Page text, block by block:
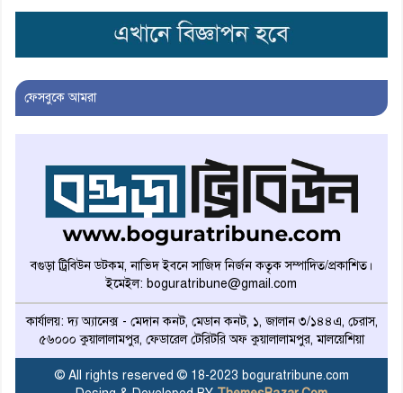
কতক বাক্য
প্রকৃতি পুরুষকে সর্বাপেক্ষা উন্নত
আকৃতি দান করিয়াছেন
গন্ধ অনুসন্ধান করিলে প্রতিটি মানুষের
পশ্চাদ্দেশেই তাহা পাইবেন
আ.লীগ নেতা রানার বিরুদ্ধে শত
ফেসবুকে আমরা
বগুড়া ট্রিবিউন ডটকম, নাভিদ ইবনে সাজিদ নির্জন কতৃক সম্পাদিত/প্রকাশিত।
ইমেইল: boguratribune@gmail.com
কার্যালয়: দ্য অ্যানেক্স - মেদান কনট, মেডান কনট, ১, জালান ৩/১৪৪এ, চেরাস,
৫৬০০০ কুয়ালালামপুর, ফেডারেল টেরিটরি অফ কুয়ালালামপুর, মালয়েশিয়া
© All rights reserved © 18-2023 boguratribune.com